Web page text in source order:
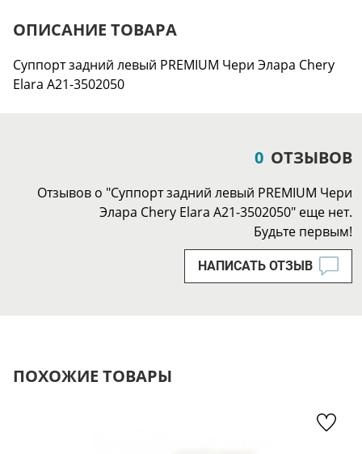
ОПИСАНИЕ ТОВАРА
Суппорт задний левый PREMIUM Чери Элара Chery
Elara A21-3502050
0 ОТЗЫВОВ
Отзывов о "Суппорт задний левый PREMIUM Чери
Элара Chery Elara A21-3502050" еще нет.
Будьте первым!
НАПИСАТЬ ОТЗЫВ
ПОХОЖИЕ ТОВАРЫ